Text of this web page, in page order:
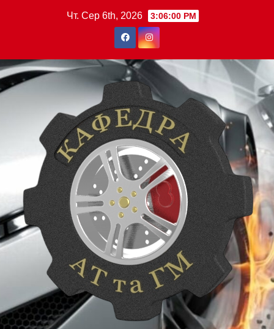
Чт. Сер 6th, 2026 3:06:01 PM